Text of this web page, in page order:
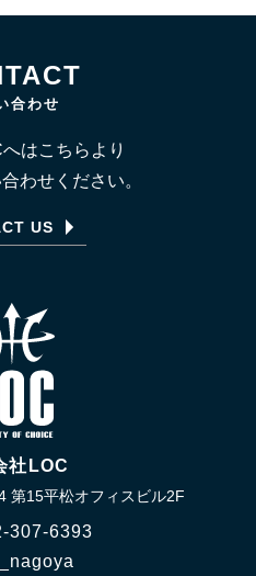
合わせ
はこちらより
わせください。
US
社LOC
第15平松オフィスビル2F
307-6393